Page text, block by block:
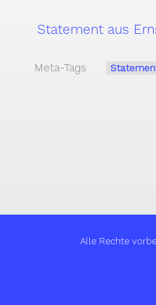
Statement aus
Meta-Tags
Alle Rechte